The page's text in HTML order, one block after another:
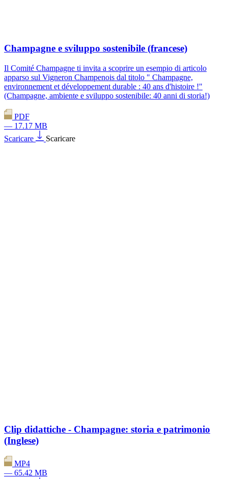
Champagne e sviluppo sostenibile (francese)
Il Comité Champagne ti invita a scoprire un esempio di articolo
apparso sul Vigneron Champenois dal titolo " Champagne,
environnement et développement durable : 40 ans d'histoire !"
(Champagne, ambiente e sviluppo sostenibile: 40 anni di storia!)
PDF
— 17.17 MB
Scaricare
Scaricare
Clip didattiche - Champagne: storia e patrimonio
(Inglese)
MP4
— 65.42 MB